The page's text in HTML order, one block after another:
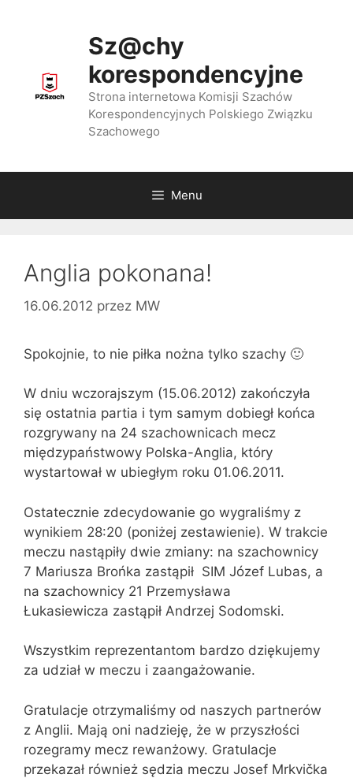
Sz@chy
korespondencyjne
Strona internetowa Komisji Szachów
Korespondencyjnych Polskiego Związku
Szachowego
Menu
Anglia pokonana!
16.06.2012 przez MW
Spokojnie, to nie piłka nożna tylko szachy 🙂
W dniu wczorajszym (15.06.2012) zakończyła
się ostatnia partia i tym samym dobiegł końca
rozgrywany na 24 szachownicach mecz
międzypaństwowy Polska-Anglia, który
wystartował w ubiegłym roku 01.06.2011.
Ostatecznie zdecydowanie go wygraliśmy z
wynikiem 28:20 (poniżej zestawienie). W trakcie
meczu nastąpiły dwie zmiany: na szachownicy
7 Mariusza Brońka zastąpił SIM Józef Lubas, a
na szachownicy 21 Przemysława
Łukasiewicza zastąpił Andrzej Sodomski.
Wszystkim reprezentantom bardzo dziękujemy
za udział w meczu i zaangażowanie.
Gratulacje otrzymaliśmy od naszych partnerów
z Anglii. Mają oni nadzieję, że w przyszłości
rozegramy mecz rewanżowy. Gratulacje
przekazał również sędzia meczu Josef Mrkvička